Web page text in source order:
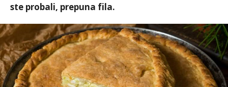
ste probali, prepuna fila.